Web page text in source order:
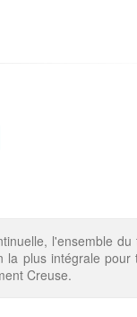
l'ensemble du
la plus intégrale pour
Creuse.